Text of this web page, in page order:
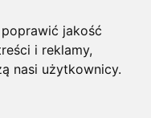
jakość
i reklamy,
nasi użytkownicy.